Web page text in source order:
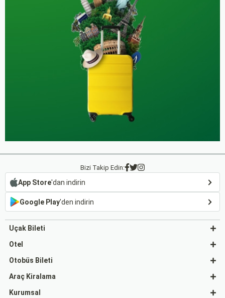
Bizi Takip Edin:
App Store'dan indirin
Google Play'den indirin
Uçak Bileti
Otel
Otobüs Bileti
Araç Kiralama
Kurumsal